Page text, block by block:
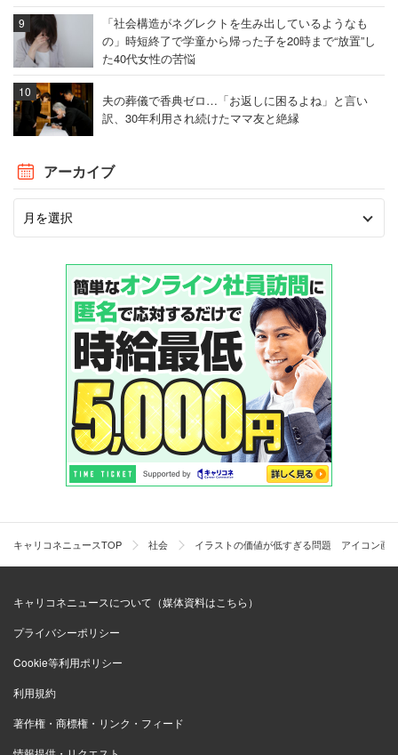
「社会構造がネグレクトを生み出しているようなも
の」時短終了で学童から帰った子を20時まで“放置”し
た40代女性の苦悩
夫の葬儀で香典ゼロ…「お返しに困るよね」と言い
訳、30年利用され続けたママ友と絶縁
アーカイブ
キャリコネニュースTOP 社会 イラストの価値が低すぎる問題 アイコン画
キャリコネニュースについて（媒体資料はこちら）
プライバシーポリシー
Cookie等利用ポリシー
利用規約
著作権・商標権・リンク・フィード